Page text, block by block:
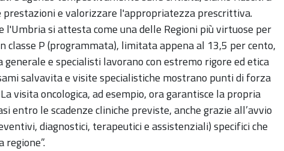
e valorizzare l'appropriatezza prescrittiva.
si attesta come una delle Regioni più virtuose per
P (programmata), limitata appena al 13,5 per cento,
generale e specialisti lavorano con estremo rigore ed etica
salvavita e visite specialistiche mostrano punti di forza
visita oncologica, ad esempio, ora garantisce la propria
entro le scadenze cliniche previste, anche grazie all’avvio
diagnostici, terapeutici e assistenziali) specifici che